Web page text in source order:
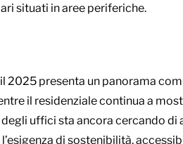
situati in aree periferiche.
2025 presenta un panorama
il residenziale continua a
uffici sta ancora cercando
di sostenibilità,